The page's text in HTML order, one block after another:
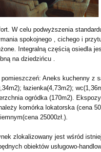
W celu podwyższenia
spokojnego , cichego i
Integralną częścią osiedla
na dziedzińcu .
Aneks kuchenny z
łazienka(4,73m2);
ogródka (170m2).
komórka lokatorska (cena
25000zł.).
zlokalizowany jest wśród
obiektów usługowo-